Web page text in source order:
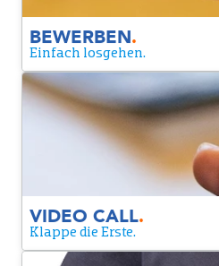
BEWERBEN.
Einfach losgehen.
VIDEO CALL.
Klappe die Erste.
Wir wollen dich in einem
kennenlernen. Dabei
Motivation für